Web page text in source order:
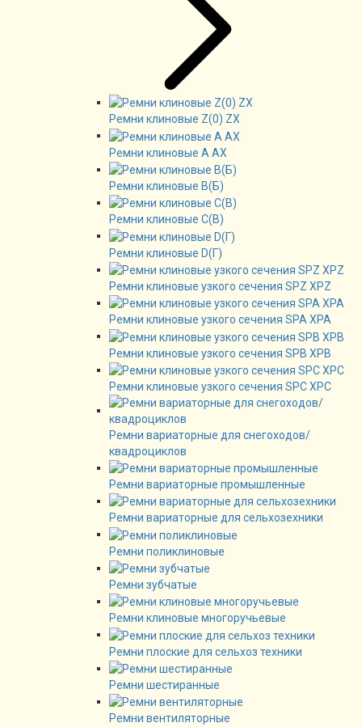
Ремни клиновые Z(0) ZX
Ремни клиновые А AX
Ремни клиновые В(Б)
Ремни клиновые C(B)
Ремни клиновые D(Г)
Ремни клиновые узкого сечения SPZ XPZ
Ремни клиновые узкого сечения SPA XPA
Ремни клиновые узкого сечения SPB XPB
Ремни клиновые узкого сечения SPC XPC
Ремни вариаторные для снегоходов/
квадроциклов
Ремни вариаторные промышленные
Ремни вариаторные для сельхозехники
Ремни поликлиновые
Ремни зубчатые
Ремни клиновые многоручьевые
Ремни плоские для сельхоз техники
Ремни шестиранные
Ремни вентиляторные